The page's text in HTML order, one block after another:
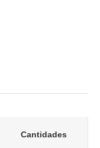
Cantidades